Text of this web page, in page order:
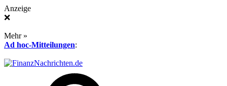
Anzeige
❌
Mehr »
Ad hoc-Mitteilungen: